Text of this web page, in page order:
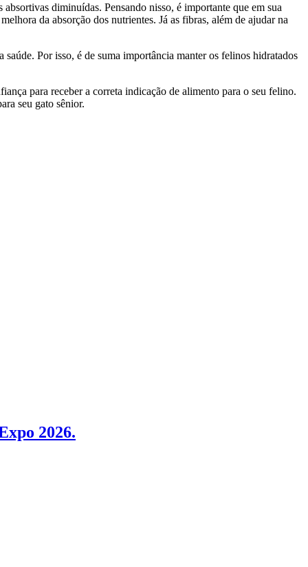
diminuídas. Pensando nisso, é importante que em sua
da absorção dos nutrientes. Já as fibras, além de ajudar na
Por isso, é de suma importância manter os felinos hidratados
para receber a correta indicação de alimento para o seu felino.
seu gato sênior.
2026.